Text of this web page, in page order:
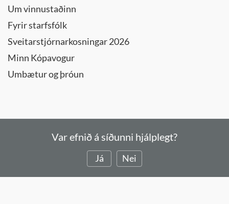
Um vinnustaðinn
Fyrir starfsfólk
Sveitarstjórnarkosningar 2026
Minn Kópavogur
Umbætur og þróun
Var efnið á síðunni hjálplegt?
Já Nei